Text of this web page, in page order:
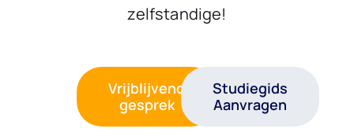
zelfstandige!
Vrijblijvend
gesprek
Studiegids
Aanvragen